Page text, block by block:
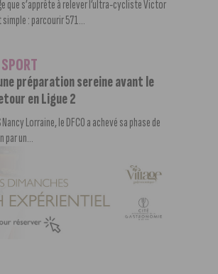
que s’apprête à relever l’ultra-cycliste Victor
: parcourir 571...
SPORT
préparation sereine avant le
en Ligue 2
Nancy Lorraine, le DFCO a achevé sa phase de
par un...